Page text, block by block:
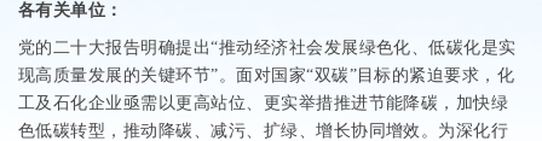
各有关单位：
党的二十大报告明确提出“推动经济社会发展绿色化、低碳化是实
现高质量发展的关键环节”。面对国家“双碳”目标的紧迫要求，化
工及石化企业亟需以更高站位、更实举措推进节能降碳，加快绿
色低碳转型，推动降碳、减污、扩绿、增长协同增效。为深化行